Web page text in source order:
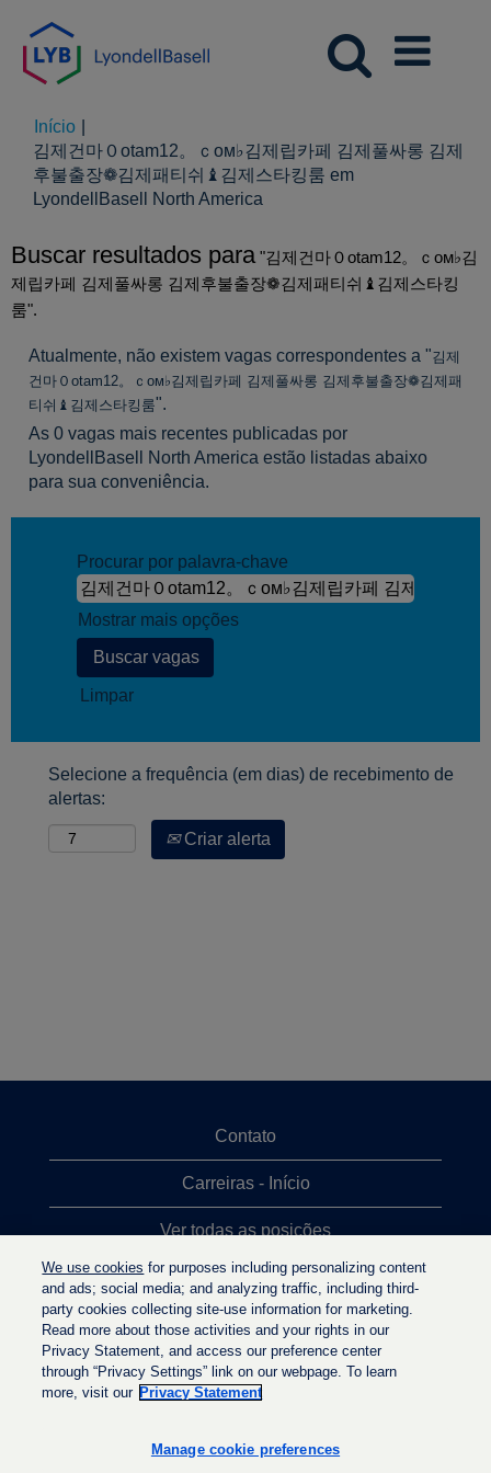
Início
김제건마０otam12。ｃом♭김제립카페 김제풀싸롱 김제
후불출장❁김제패티쉬♝김제스타킹룸 em
LyondellBasell North America
Buscar resultados para "김제건마０otam12。ｃом♭김
제립카페 김제풀싸롱 김제후불출장❁김제패티쉬♝김제스타킹
룸".
Atualmente, não existem vagas correspondentes a "김제
건마０otam12。ｃом♭김제립카페 김제풀싸롱 김제후불출장❁김제패
티쉬♝김제스타킹룸".
As 0 vagas mais recentes publicadas por
LyondellBasell North America estão listadas abaixo
para sua conveniência.
Procurar por palavra-chave
Mostrar mais opções
Limpar
Selecione a frequência (em dias) de recebimento de
alertas:
Criar alerta
Contato
Carreiras - Início
Ver todas as posições
Posições mais procuradas
Política de privacidade
r
r
We use cookies for purposes including personalizing content
and ads; social media; and analyzing traffic, including third-
party cookies collecting site-use information for marketing.
Read more about those activities and your rights in our
Privacy Statement, and access our preference center
through “Privacy Settings” link on our webpage. To learn
more, visit our Privacy Statement
Manage cookie preferences